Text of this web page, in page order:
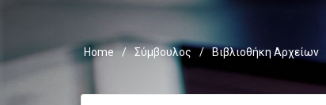
Home / Σύμβουλος / Βιβλιοθήκη Αρχείων